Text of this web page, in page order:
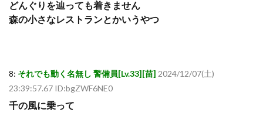
どんぐりを辿っても着きません
森の小さなレストランとかいうやつ
8: それでも動く名無し 警備員[Lv.33][苗] 2024/12/07(土)
23:39:57.67 ID:bgZWF6NE0
千の風に乗って